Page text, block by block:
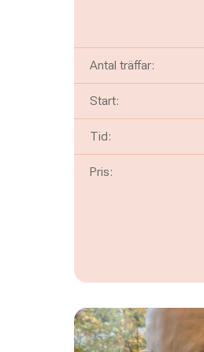
Antal träffar:
Start:
Tid:
Pris: